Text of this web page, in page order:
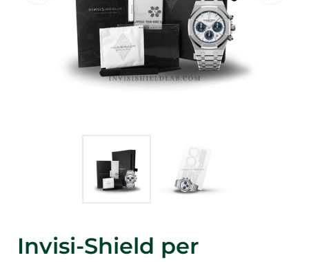
Invisi-Shield per